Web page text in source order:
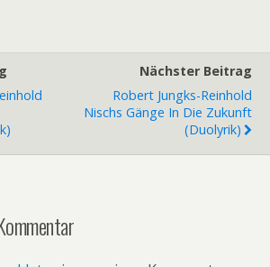
Nächster Beitrag
Robert Jungks-Reinhold
Nischs Gänge In Die Zukunft
(Duolyrik)